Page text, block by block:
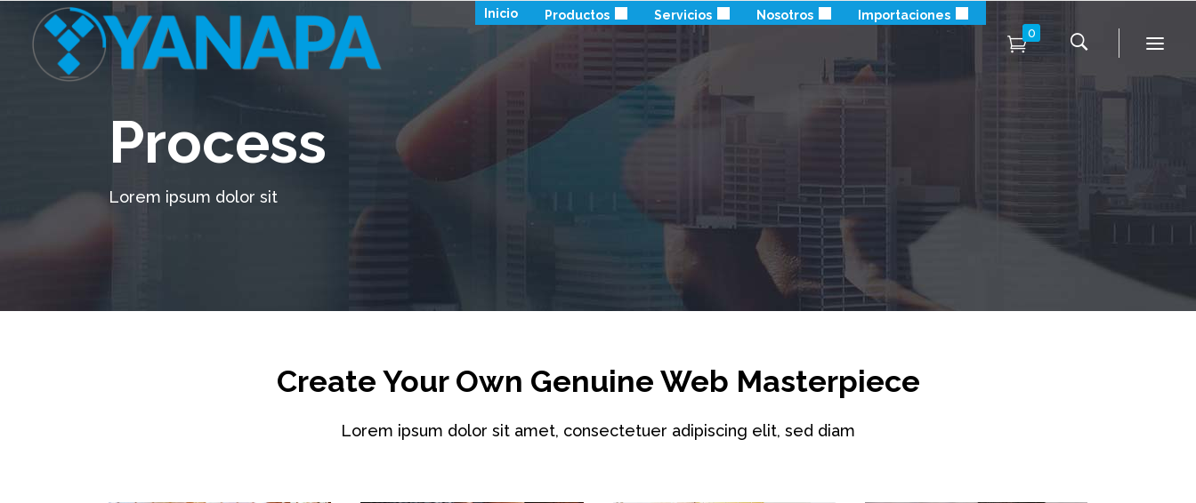
Inicio Productos Servicios Nosotros
Importaciones
0
Process
Lorem ipsum dolor sit
Create Your Own Genuine Web Masterpiece
Lorem ipsum dolor sit amet, consectetuer adipiscing elit, sed diam